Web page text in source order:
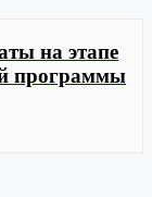
на этапе
программы